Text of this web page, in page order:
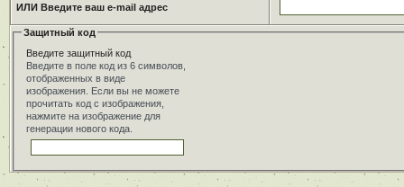
ИЛИ Введите ваш e-mail адрес
Защитный код
Введите защитный код
Введите в поле код из 6 символов,
отображенных в виде
изображения. Если вы не можете
прочитать код с изображения,
нажмите на изображение для
генерации нового кода.